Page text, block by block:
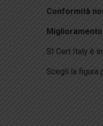
Conformità
SI Cert Italy è
Scegli la figura